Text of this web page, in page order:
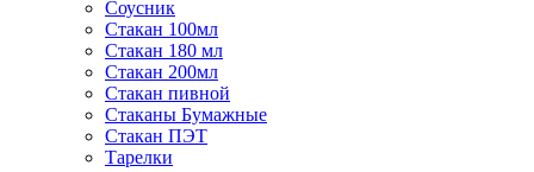
Соусник
Стакан 100мл
Стакан 180 мл
Стакан 200мл
Стакан пивной
Стаканы Бумажные
Стакан ПЭТ
Тарелки